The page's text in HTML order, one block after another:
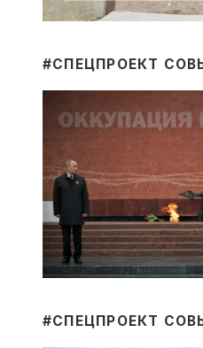
#CПЕЦПРОЕКТ
#CПЕЦПРОЕКТ